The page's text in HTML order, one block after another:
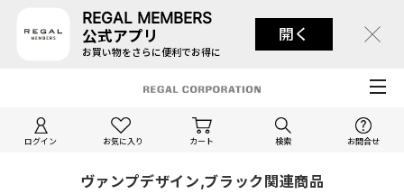
REGAL MEMBERS
公式アプリ
お買い物をさらに便利でお得に
開く
ログイン お気に入り カート 検索 お問合せ
ヴァンプデザイン,ブラック関連商品